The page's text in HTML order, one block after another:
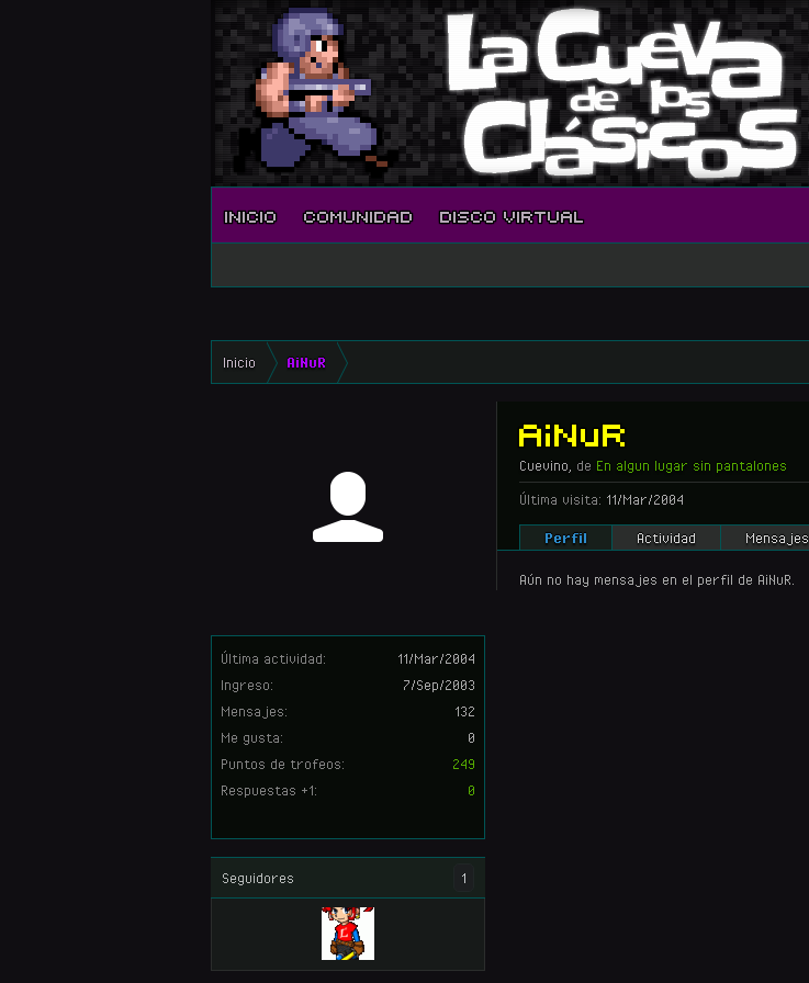
INICIO COMUNIDAD DISCO VIRTUAL
Inicio AiNuR
Última actividad:
11/Mar/2004
Ingreso:
7/Sep/2003
Mensajes:
132
Me gusta:
0
Puntos de trofeos:
249
Respuestas +1:
0
Seguidores 1
AiNuR
Cuevino de En algun lugar sin pantalones
Última visita: 11/Mar/2004
Perfil Actividad Mensajes
Aún no hay mensajes en el perfil de AiNuR.